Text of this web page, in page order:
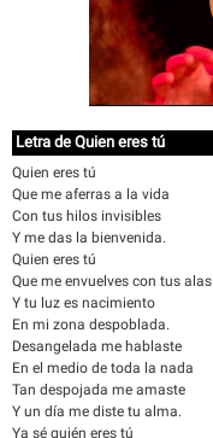
Letra de Quien eres tú
Quien eres tú
Que me aferras a la vida
Con tus hilos invisibles
Y me das la bienvenida.
Quien eres tú
Que me envuelves con tus alas
Y tu luz es nacimiento
En mi zona despoblada.
Desangelada me hablaste
En el medio de toda la nada
Tan despojada me amaste
Y un día me diste tu alma.
Ya sé quién eres tú